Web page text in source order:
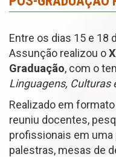
Entre os dias 15 e 18
Assunção realizou o
Graduação, com o
Linguagens, Culturas
Realizado em
reuniu docentes,
profissionais em
palestras, mesas de